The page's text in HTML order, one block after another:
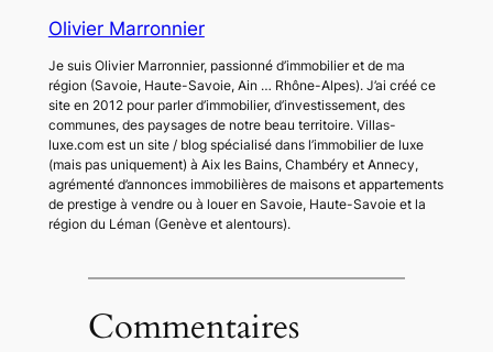
Olivier Marronnier
Je suis Olivier Marronnier, passionné d’immobilier et de ma
région (Savoie, Haute-Savoie, Ain … Rhône-Alpes). J’ai créé ce
site en 2012 pour parler d’immobilier, d’investissement, des
communes, des paysages de notre beau territoire. Villas-
luxe.com est un site / blog spécialisé dans l’immobilier de luxe
(mais pas uniquement) à Aix les Bains, Chambéry et Annecy,
agrémenté d’annonces immobilières de maisons et appartements
de prestige à vendre ou à louer en Savoie, Haute-Savoie et la
région du Léman (Genève et alentours).
Commentaires